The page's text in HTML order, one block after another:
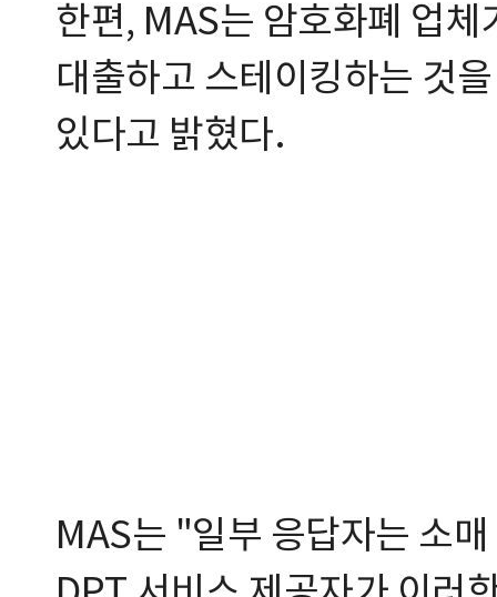
한편, MAS는 암호화폐 업
대출하고 스테이킹하는 것
있다고 밝혔다.
MAS는 "일부 응답자는 소